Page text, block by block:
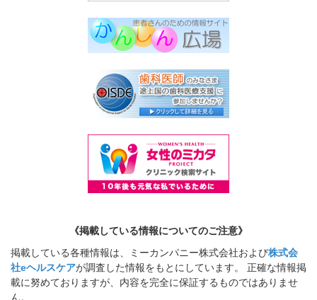
《掲載している情報についてのご注意》
掲載している各種情報は、ミーカンパニー株式会社および株式会
社eヘルスケアが調査した情報をもとにしています。 正確な情報掲
載に努めておりますが、内容を完全に保証するものではありませ
ん。